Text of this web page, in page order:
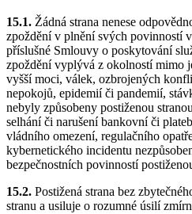
15.1. Žádná strana nenese
zpoždění v plnění svých povinností
příslušné Smlouvy o poskytování
zpoždění vyplývá z okolností mimo
vyšší moci, válek, ozbrojených
nepokojů, epidemií či pandemií,
nebyly způsobeny postiženou
selhání či narušení bankovní či
vládního omezení, regulačního
kybernetického incidentu
bezpečnostních povinností
15.2. Postižená strana bez
stranu a usiluje o rozumné úsilí